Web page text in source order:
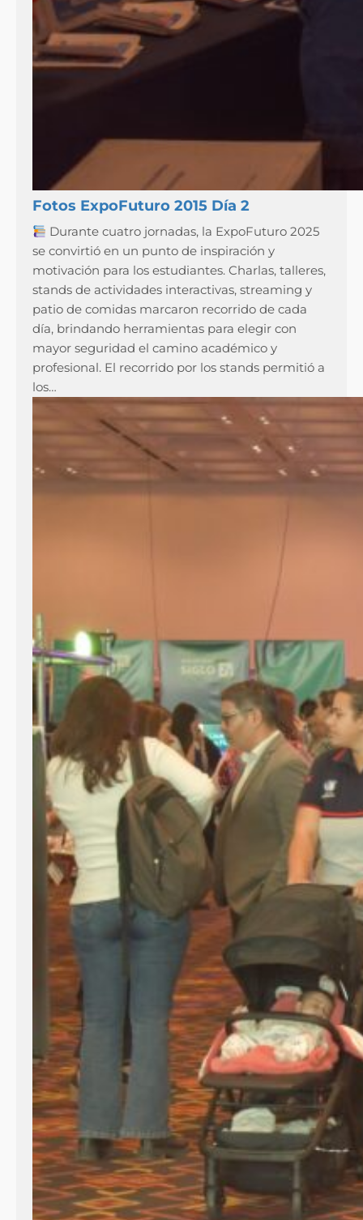
Fotos ExpoFuturo 2015 Día 2
Durante cuatro jornadas, la ExpoFuturo 2025
se convirtió en un punto de inspiración y
motivación para los estudiantes. Charlas, talleres,
stands de actividades interactivas, streaming y
patio de comidas marcaron recorrido de cada
día, brindando herramientas para elegir con
mayor seguridad el camino académico y
profesional. El recorrido por los stands permitió a
los…